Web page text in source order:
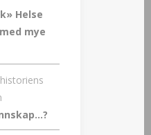
Helse
mye